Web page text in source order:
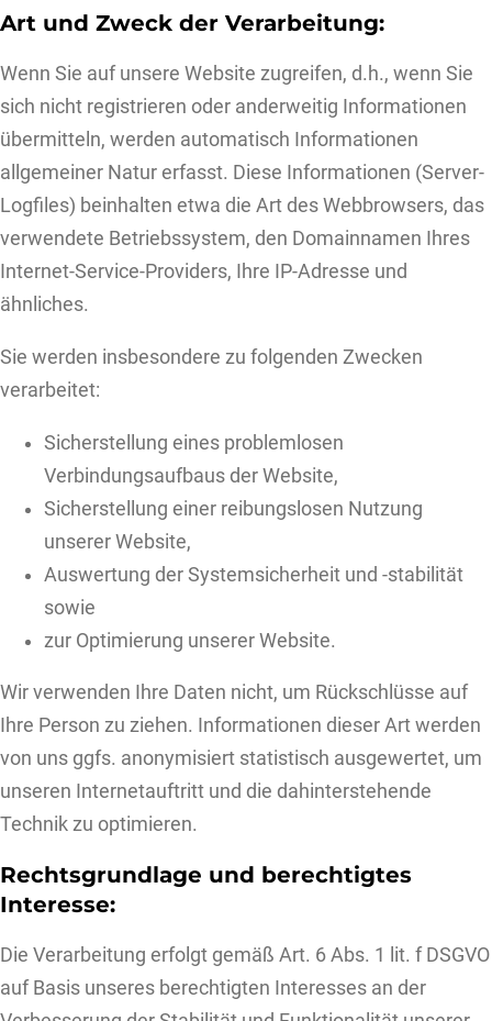
Art und Zweck der Verarbeitung:
Wenn Sie auf unsere Website zugreifen, d.h., wenn Sie
sich nicht registrieren oder anderweitig Informationen
übermitteln, werden automatisch Informationen
allgemeiner Natur erfasst. Diese Informationen (Server-
Logfiles) beinhalten etwa die Art des Webbrowsers, das
verwendete Betriebssystem, den Domainnamen Ihres
Internet-Service-Providers, Ihre IP-Adresse und
ähnliches.
Sie werden insbesondere zu folgenden Zwecken
verarbeitet:
Sicherstellung eines problemlosen
Verbindungsaufbaus der Website,
Sicherstellung einer reibungslosen Nutzung
unserer Website,
Auswertung der Systemsicherheit und -stabilität
sowie
zur Optimierung unserer Website.
Wir verwenden Ihre Daten nicht, um Rückschlüsse auf
Ihre Person zu ziehen. Informationen dieser Art werden
von uns ggfs. anonymisiert statistisch ausgewertet, um
unseren Internetauftritt und die dahinterstehende
Technik zu optimieren.
Rechtsgrundlage und berechtigtes
Interesse:
Die Verarbeitung erfolgt gemäß Art. 6 Abs. 1 lit. f DSGVO
auf Basis unseres berechtigten Interesses an der